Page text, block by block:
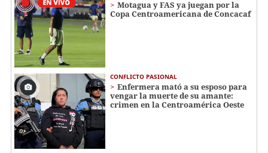
Motagua y FAS ya juegan por la
Copa Centroamericana de Concacaf
CONFLICTO PASIONAL
Enfermera mató a su esposo para
vengar la muerte de su amante:
crimen en la Centroamérica Oeste